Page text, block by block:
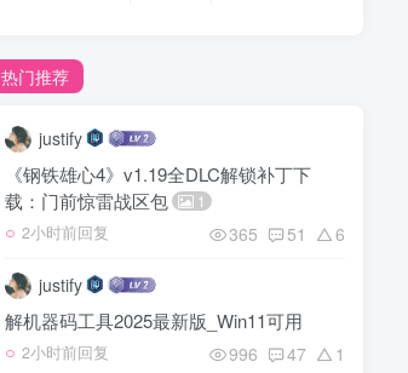
热门推荐
justify
《钢铁雄心4》v1.19全DLC解锁补丁下
载：门前惊雷战区包
1
2小时前回复 365 51 6
justify
解机器码工具2025最新版_Win11可用
2小时前回复 996 47 1